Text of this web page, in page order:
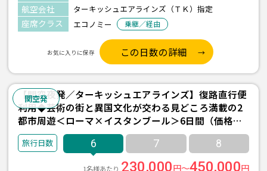
航空会社 ターキッシュエアラインズ（ＴＫ）指定
座席クラス エコノミー 乗継／経由
お気に入りに保存 この日数の詳細
関空発
【関空夜発／ターキッシュエアラインズ】復路直行便
利用◆芸術の街と異国文化が交わる見どころ満載の2
都市周遊＜ローマ×イスタンブール＞6日間（価格重
視ホテル利用）
6 7 8
1名様あたり 230,000円～450,000円